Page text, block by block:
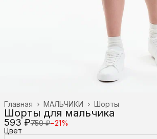
Шорты
МАЛЬЧИКИ ›
Главная ›
Шорты для мальчика
593 ₽750 ₽−21%
Цвет